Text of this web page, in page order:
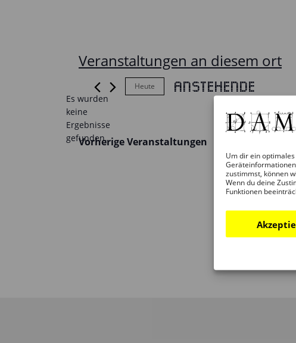
Um dir ein
zustimmst, können
Wenn du deine
Funktionen
Veranstaltungen an diesem ort
Hinweis
Es wurden
keine
Ergebnisse
gefunden.
Heute Anstehende
VorherigeVeranstaltungen